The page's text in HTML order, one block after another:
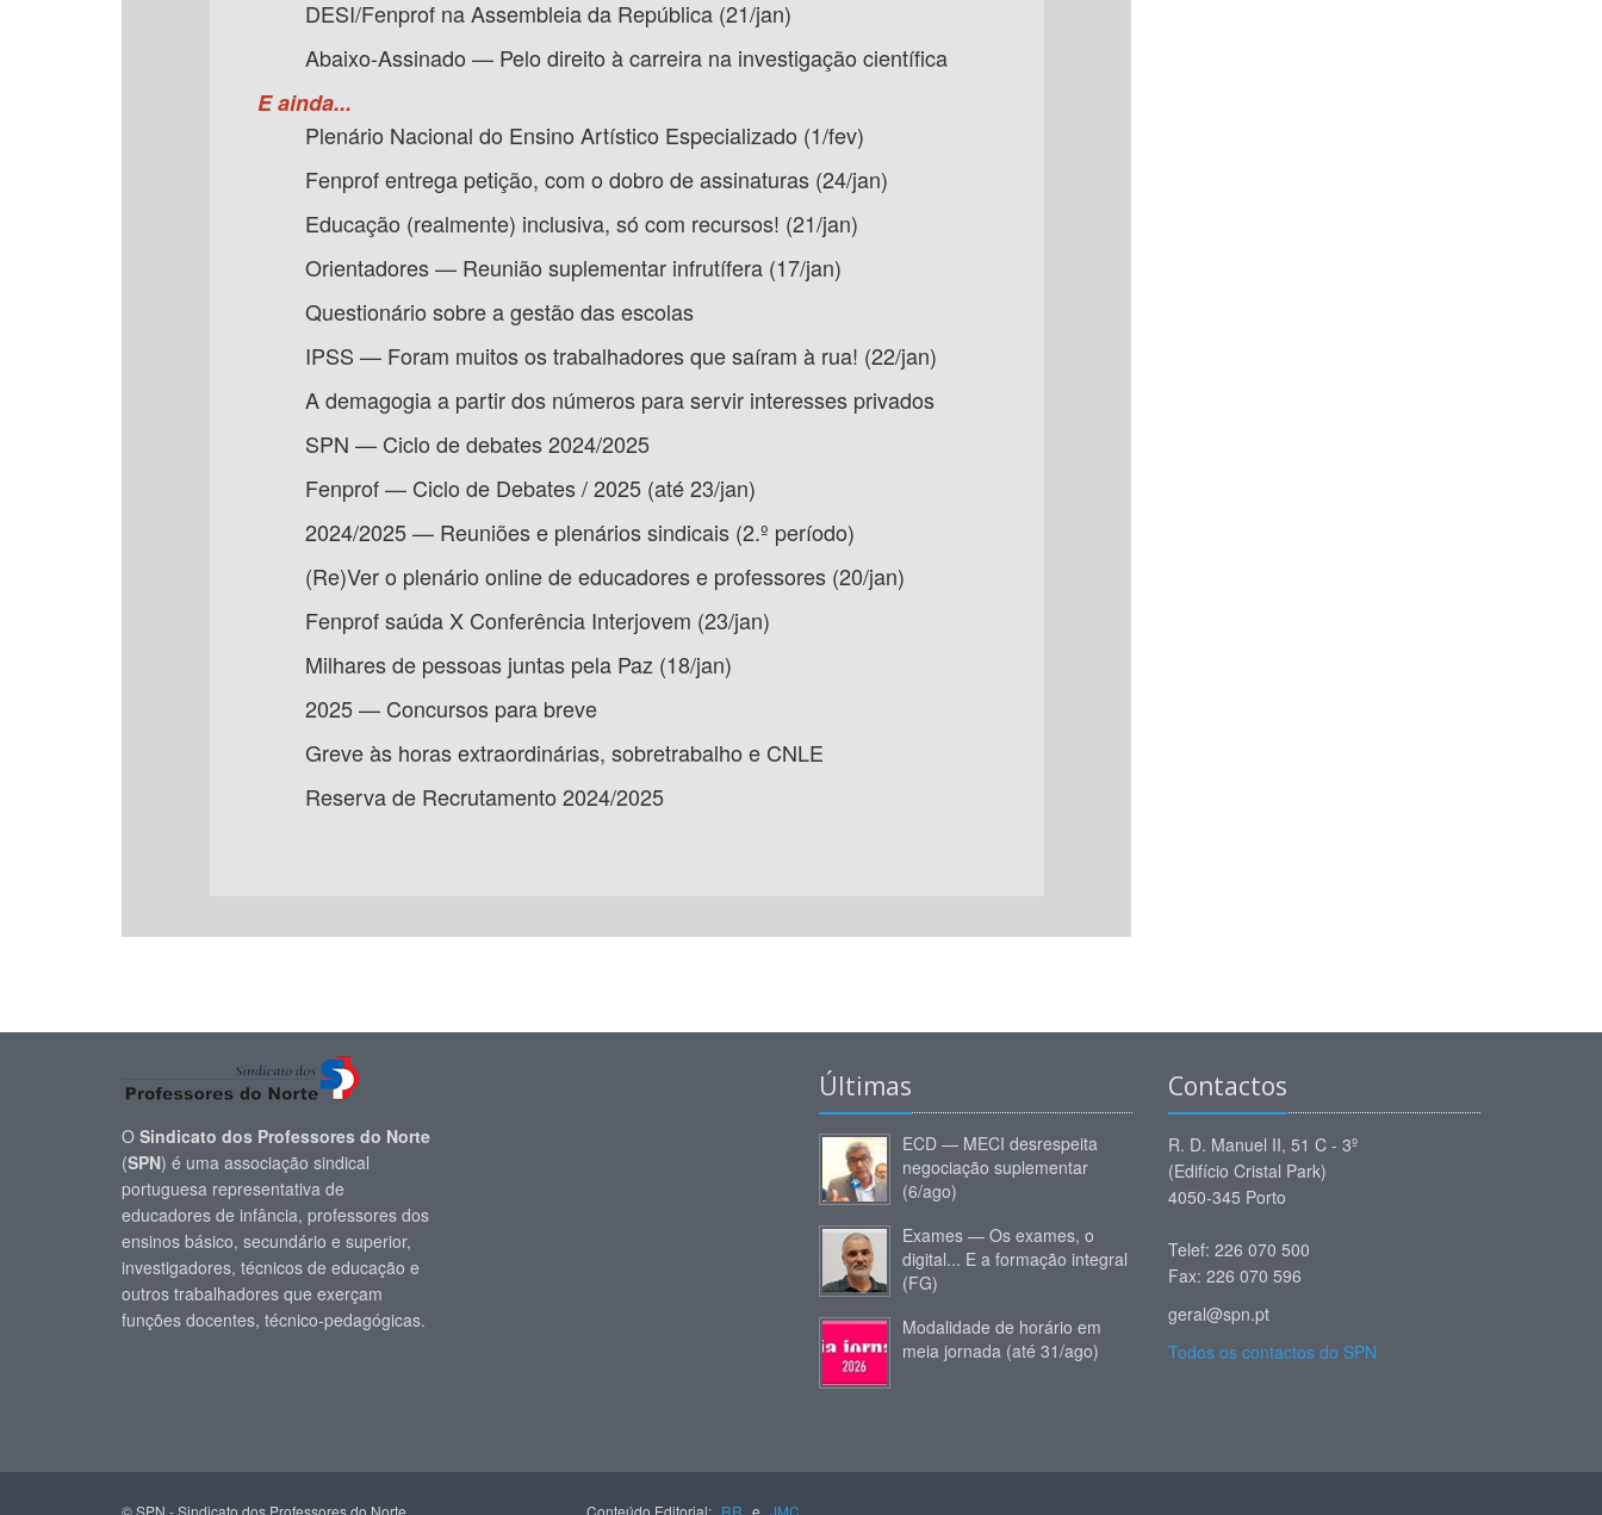
DESI/Fenprof na Assembleia da República (21/jan)
Abaixo-Assinado — Pelo direito à carreira na investigação científica
E ainda...
Plenário Nacional do Ensino Artístico Especializado (1/fev)
Fenprof entrega petição, com o dobro de assinaturas (24/jan)
Educação (realmente) inclusiva, só com recursos! (21/jan)
Orientadores — Reunião suplementar infrutífera (17/jan)
Questionário sobre a gestão das escolas
IPSS — Foram muitos os trabalhadores que saíram à rua! (22/jan)
A demagogia a partir dos números para servir interesses privados
SPN — Ciclo de debates 2024/2025
Fenprof — Ciclo de Debates / 2025 (até 23/jan)
2024/2025 — Reuniões e plenários sindicais (2.º período)
(Re)Ver o plenário online de educadores e professores (20/jan)
Fenprof saúda X Conferência Interjovem (23/jan)
Milhares de pessoas juntas pela Paz (18/jan)
2025 — Concursos para breve
Greve às horas extraordinárias, sobretrabalho e CNLE
Reserva de Recrutamento 2024/2025
O Sindicato dos Professores do Norte
(SPN) é uma associação sindical
portuguesa representativa de
educadores de infância, professores dos
ensinos básico, secundário e superior,
investigadores, técnicos de educação e
outros trabalhadores que exerçam
funções docentes, técnico-pedagógicas.
Últimas
ECD — MECI desrespeita
negociação suplementar
(6/ago)
Exames — Os exames, o
digital... E a formação integral
(FG)
Modalidade de horário em
meia jornada (até 31/ago)
Contactos
R. D. Manuel II, 51 C - 3º
(Edifício Cristal Park)
4050-345 Porto
Telef: 226 070 500
Fax: 226 070 596
geral@spn.pt
Todos os contactos do SPN
© SPN - Sindicato dos Professores do Norte Conteúdo Editorial: RR e JMC